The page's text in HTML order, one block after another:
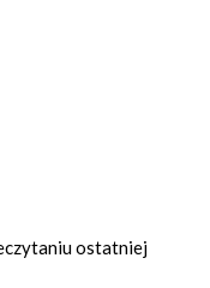
ostatniej